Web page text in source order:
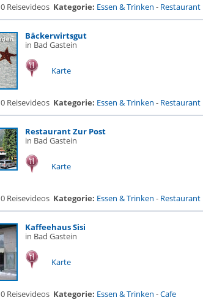
0 Reisevideos Kategorie: Essen & Trinken - Restaurant
Bäckerwirtsgut
in Bad Gastein
Karte
0 Reisevideos Kategorie: Essen & Trinken - Restaurant
Restaurant Zur Post
in Bad Gastein
Karte
0 Reisevideos Kategorie: Essen & Trinken - Restaurant
Kaffeehaus Sisi
in Bad Gastein
Karte
0 Reisevideos Kategorie: Essen & Trinken -Cafe